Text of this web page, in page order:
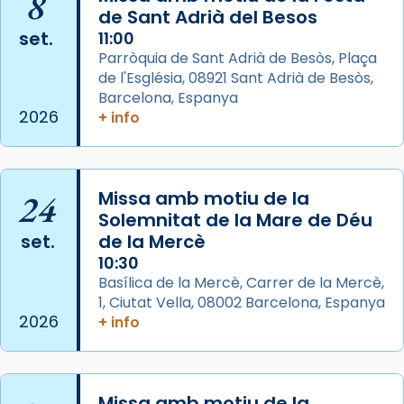
a la “Missa de les Santes” (“Missa de
Glòria”) fou composta el 1848 per Mn.
Manuel Blanch, amb aire d’òpera
italianitzant; s’interpreta per privilegi
pontifici, amb orquestra i cor, i té una
duració aproximada de tres hores. Després,
processó (recuperada el 1972) al voltant
del temple amb les relíquies de les santes.
Des de 1985 hi participa també un grup de
diablesses amb música i ball propis. Festa
gran a Mataró.
«Si vols saber què és calor, ves per les
Santes a Mataró»🥵.
Photo
View on Facebook · Share
set.
2026
de Sant Adrià del Besos
11:00
Parròquia de Sant Adrià de Besòs, Plaça
de l'Església, 08921 Sant Adrià de Besòs,
Barcelona, Espanya
+ info
24
set.
2026
Missa amb motiu de la
Solemnitat de la Mare de Déu
de la Mercè
10:30
Basílica de la Mercè, Carrer de la Mercè,
1, Ciutat Vella, 08002 Barcelona, Espanya
+ info